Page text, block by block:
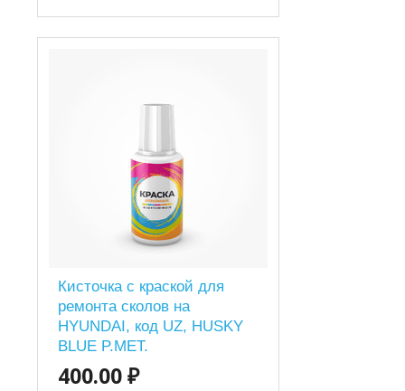
Кисточка с краской для
ремонта сколов на
HYUNDAI, код UZ, HUSKY
BLUE P.MET.
400.00 ₽